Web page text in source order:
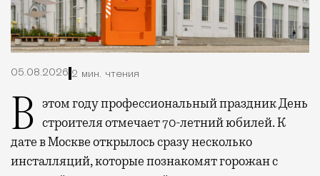
05.08.2026 2 мин. чтения
В этом году профессиональный праздник День строителя отмечает 70-летний юбилей. К
дате в Москве открылось сразу несколько
инсталляций, которые познакомят горожан с